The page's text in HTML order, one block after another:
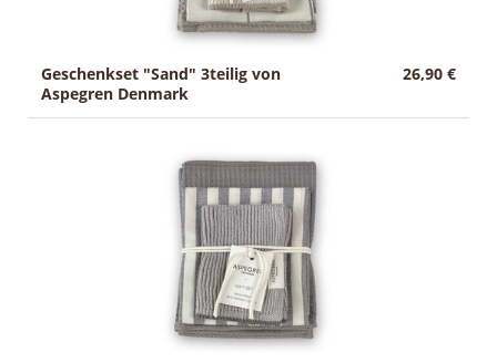
Geschenkset "Sand" 3teilig von
Aspegren Denmark
26,90 €